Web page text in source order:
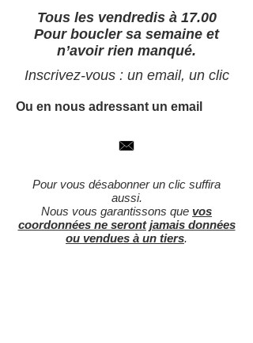
Tous les vendredis à 17.00
Pour boucler sa semaine et
n’avoir rien manqué.
Inscrivez-vous : un email, un clic
Ou en nous adressant un email
Pour vous désabonner un clic suffira
aussi.
Nous vous garantissons que vos
coordonnées ne seront jamais données
ou vendues à un tiers.